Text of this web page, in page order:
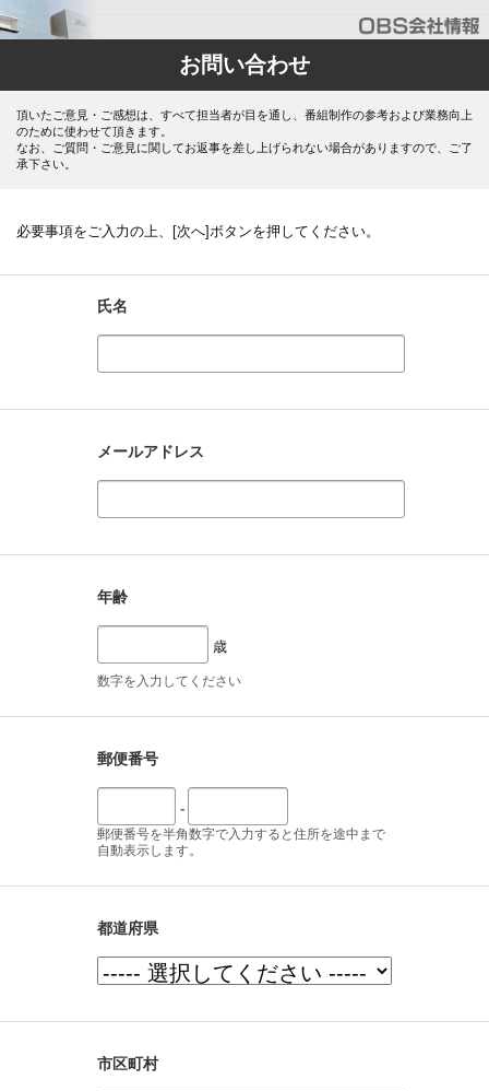
お問い合わせ
頂いたご意見・ご感想は、すべて担当者が目を通し、番組制作の参考および業務向上
のために使わせて頂きます。
なお、ご質問・ご意見に関してお返事を差し上げられない場合がありますので、ご了
承下さい。
必要事項をご入力の上、[次へ]ボタンを押してください。
氏名
メールアドレス
年齢
歳
数字を入力してください
郵便番号
-
郵便番号を半角数字で入力すると住所を途中まで
自動表示します。
都道府県
市区町村